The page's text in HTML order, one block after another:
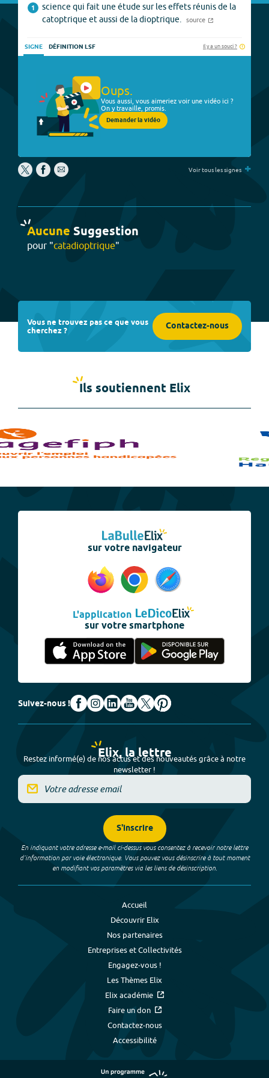
1
science qui fait une étude sur les effets réunis de la
catoptrique et aussi de la dioptrique.
source
SIGNE DÉFINITION LSF Il y a un souci ?
Oups.
Vous aussi, vous aimeriez voir une vidéo ici ?
On y travaille, promis.
Demander la vidéo
Voir tous les signes +
Aucune Suggestion
pour "catadioptrique"
Vous ne trouvez pas ce que vous
cherchez ? Contactez-nous
Ils soutiennent Elix
sur votre navigateur
L'application
sur votre smartphone
Suivez-nous !
Elix, la lettre
Restez informé(e) de nos actus et des nouveautés grâce à notre
newsletter !
S'inscrire
En indiquant votre adresse e-mail ci-dessus vous consentez à recevoir notre lettre
d’information par voie électronique. Vous pouvez vous désinscrire à tout moment
en modifiant vos paramètres via les liens de désinscription.
Accueil
Découvrir Elix
Nos partenaires
Entreprises et Collectivités
Engagez-vous !
Les Thèmes Elix
Elix académie
Faire un don
Contactez-nous
Accessibilité